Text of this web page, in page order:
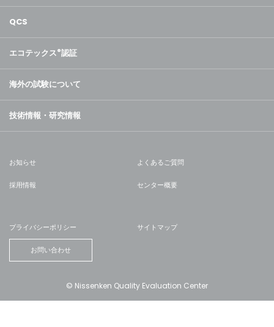
QCS
エコテックス®認証
海外の試験について
技術情報・研究情報
お知らせ よくあるご質問
採用情報 センター概要
プライバシーポリシー サイトマップ
お問い合わせ
© Nissenken Quality Evaluation Center